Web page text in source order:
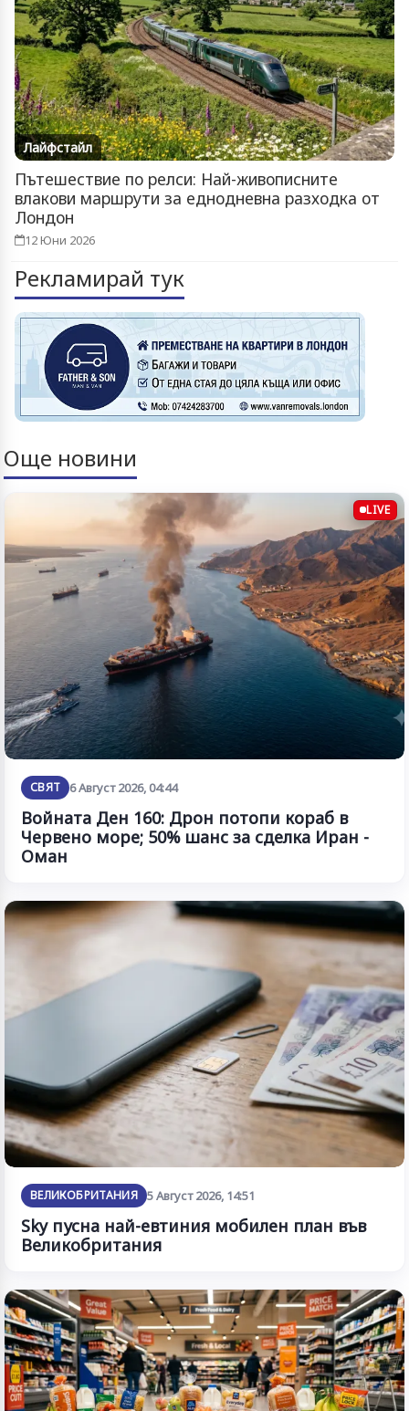
Лайфстайл
Пътешествие по релси: Най-живописните
влакови маршрути за еднодневна разходка от
Лондон
12 Юни 2026
Рекламирай тук
Още новини
LIVE
СВЯТ 6 Август 2026, 04:44
Войната Ден 160: Дрон потопи кораб в
Червено море; 50% шанс за сделка Иран -
Оман
ВЕЛИКОБРИТАНИЯ 5 Август 2026, 14:51
Sky пусна най-евтиния мобилен план във
Великобритания